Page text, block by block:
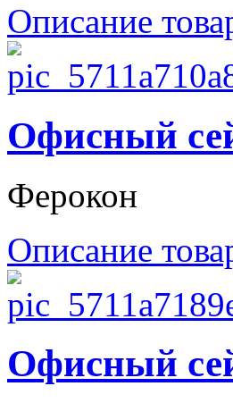
Описание
Офисный
Ферокон
Описание
Офисный